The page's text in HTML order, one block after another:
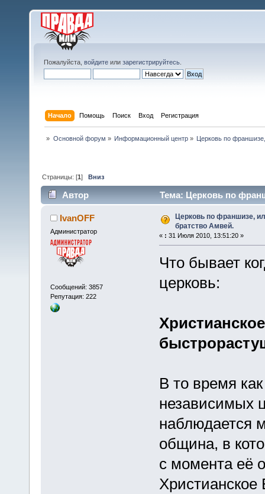
Пожалуйста, войдите или зарегистрируйтесь
Начало Помощь Поиск Вход Регистрация
» Основной форум » Информационный центр» Церковь по
Страницы: [1]Вниз
Автор
Тема: Церковь по
раз)IvanOFF
Администратор
Сообщений: 3857
Репутация: 222
Церковь по франшизе,
братство Амвей.
« : 31 Июля 2010, 13:51:20 »
Что бывает
церковь:
В то время
независимых
наблюдается
община, в
с момента её